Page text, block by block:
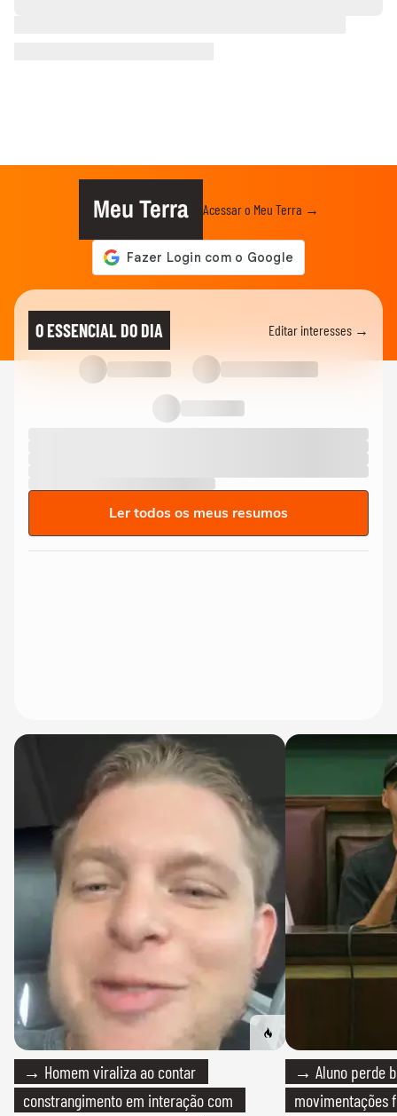
Meu Terra Acessar o Meu Terra →
O ESSENCIAL DO DIA Editar interesses →
Ler todos os meus resumos
→ Homem viraliza ao contar
constrangimento em interação com
→ Aluno perde
movimentações